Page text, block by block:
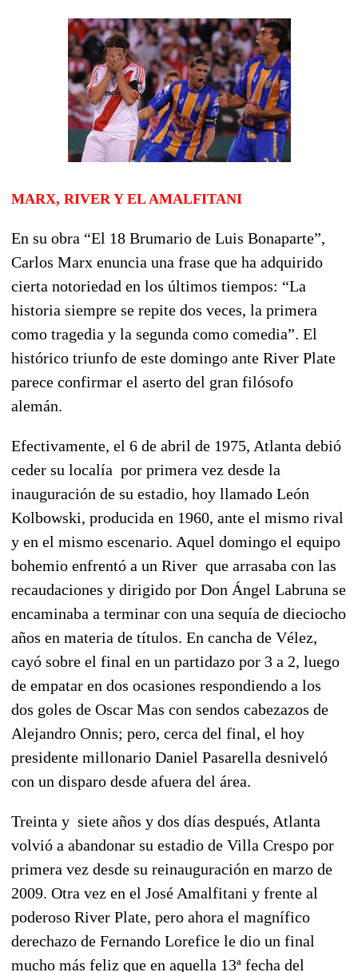
MARX, RIVER Y EL AMALFITANI
En su obra “El 18 Brumario de Luis Bonaparte”,
Carlos Marx enuncia una frase que ha adquirido
cierta notoriedad en los últimos tiempos: “La
historia siempre se repite dos veces, la primera
como tragedia y la segunda como comedia”. El
histórico triunfo de este domingo ante River Plate
parece confirmar el aserto del gran filósofo
alemán.
Efectivamente, el 6 de abril de 1975, Atlanta debió
ceder su localía por primera vez desde la
inauguración de su estadio, hoy llamado León
Kolbowski, producida en 1960, ante el mismo rival
y en el mismo escenario. Aquel domingo el equipo
bohemio enfrentó a un River que arrasaba con las
recaudaciones y dirigido por Don Ángel Labruna se
encaminaba a terminar con una sequía de dieciocho
años en materia de títulos. En cancha de Vélez,
cayó sobre el final en un partidazo por 3 a 2, luego
de empatar en dos ocasiones respondiendo a los
dos goles de Oscar Mas con sendos cabezazos de
Alejandro Onnis; pero, cerca del final, el hoy
presidente millonario Daniel Pasarella desniveló
con un disparo desde afuera del área.
Treinta y siete años y dos días después, Atlanta
volvió a abandonar su estadio de Villa Crespo por
primera vez desde su reinauguración en marzo de
2009. Otra vez en el José Amalfitani y frente al
poderoso River Plate, pero ahora el magnífico
derechazo de Fernando Lorefice le dio un final
mucho más feliz que en aquella 13ª fecha del